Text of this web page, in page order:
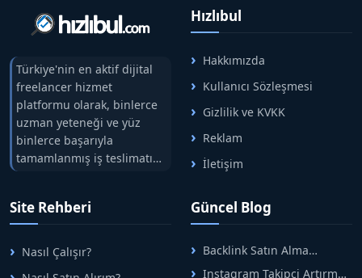
Türkiye'nin en aktif dijital
freelancer hizmet
platformu olarak, binlerce
uzman yeteneği ve yüz
binlerce başarıyla
tamamlanmış iş teslimatını
tek çatıda buluşturuyoruz.
arasındaki süreci risksiz
alışveriş sistemi ile koruyan
ticaretin güvenli
adreslerinden birisidir.
Hızlıbul
Hakkımızda
Kullanıcı Sözleşmesi
Gizlilik ve KVKK
Reklam
İletişim
Site Rehberi
Nasıl Çalışır?
Güncel Blog
Backlink Satın Alma
Rehberi: Güvenli SEO İçin
Instagram Takipçi Artırma